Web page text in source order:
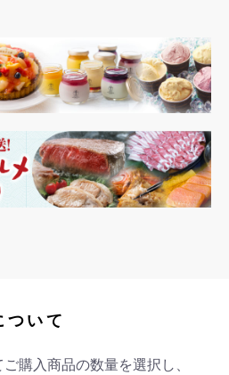
ついて
購入商品の数量を選択し、